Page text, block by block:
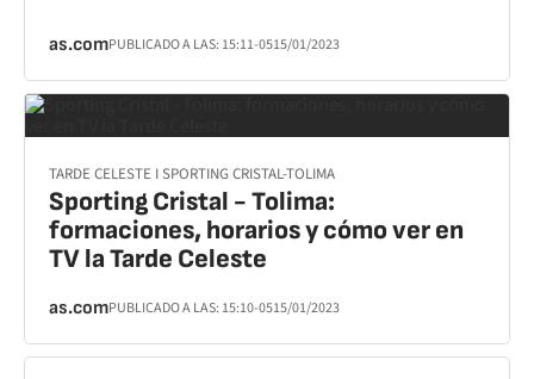
as.comPUBLICADO A LAS: 15:11-0515/01/2023
TARDE CELESTE I SPORTING CRISTAL-TOLIMA
Sporting Cristal - Tolima:
formaciones, horarios y cómo ver en
TV la Tarde Celeste
as.comPUBLICADO A LAS: 15:10-0515/01/2023